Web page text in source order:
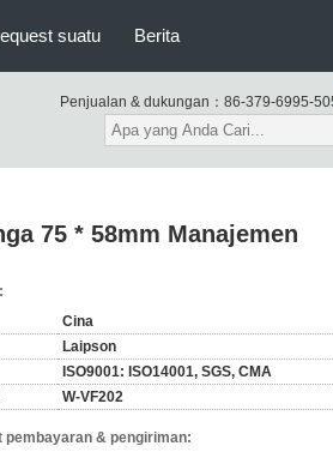
suatu Berita
Penjualan & dukungan： 86-379-6995-
75 * 58mm Manajemen
Cina
Laipson
ISO9001: ISO14001, SGS, CMA
W-VF202
& pengiriman: